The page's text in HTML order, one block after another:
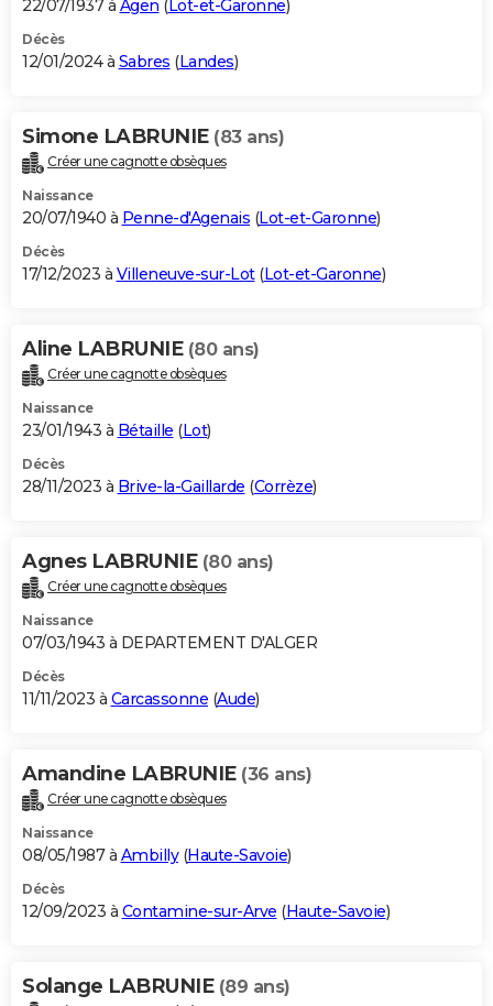
22/07/1937 à Agen ( Lot-et-Garonne)
Décès
12/01/2024 à Sabres (Landes)
Simone LABRUNIE (83 ans)
Créer une cagnotte obsèques
Naissance
20/07/1940 à Penne-d'Agenais (Lot-et-Garonne)
Décès
17/12/2023 à Villeneuve-sur-Lot(Lot-et-Garonne)
Aline LABRUNIE (80 ans)
Créer une cagnotte obsèques
Naissance
23/01/1943 à Bétaille (Lot)
Décès
28/11/2023 à Brive-la-Gaillarde (Corrèze)
Agnes LABRUNIE (80 ans)
Créer une cagnotte obsèques
Naissance
07/03/1943 à DEPARTEMENT D'ALGER
Décès
11/11/2023 à Carcassonne (Aude)
Amandine LABRUNIE (36 ans)
Créer une cagnotte obsèques
Naissance
08/05/1987 à Ambilly(Haute-Savoie)
Décès
12/09/2023 à Contamine-sur-Arve (Haute-Savoie)
Solange LABRUNIE (89 ans)